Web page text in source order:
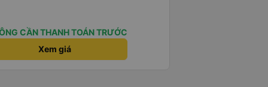
CẦN THANH TOÁN TRƯỚC
Xem giá